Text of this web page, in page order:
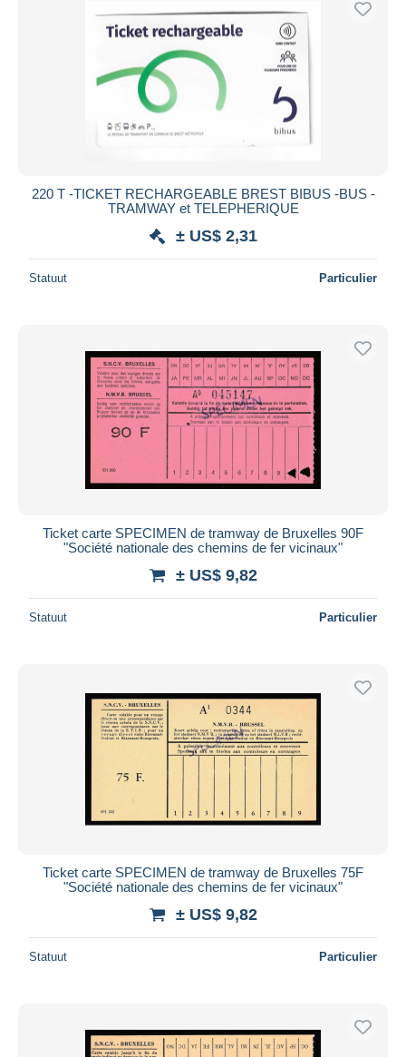
Toepassen
220 T -TICKET RECHARGEABLE BREST BIBUS -BUS -
TRAMWAY et TELEPHERIQUE
± US$ 2,31
Statuut Particulier
Ticket carte SPECIMEN de tramway de Bruxelles 90F
"Société nationale des chemins de fer vicinaux"
± US$ 9,82
Statuut Particulier
Ticket carte SPECIMEN de tramway de Bruxelles 75F
"Société nationale des chemins de fer vicinaux"
± US$ 9,82
Statuut Particulier